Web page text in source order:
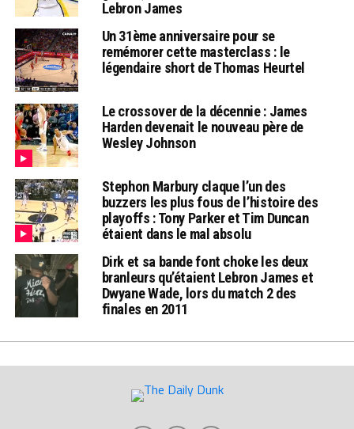
Lebron James
Un 31ème anniversaire pour se
remémorer cette masterclass : le
légendaire short de Thomas Heurtel
Le crossover de la décennie : James
Harden devenait le nouveau père de
Wesley Johnson
Stephon Marbury claque l’un des
buzzers les plus fous de l’histoire des
playoffs : Tony Parker et Tim Duncan
étaient dans le mal absolu
Dirk et sa bande font choke les deux
branleurs qu’étaient Lebron James et
Dwyane Wade, lors du match 2 des
finales en 2011